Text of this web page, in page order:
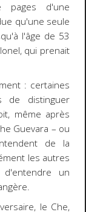
pages d'une
qu'une seule
l'âge de 53
qui prenait
: certaines
de distinguer
même après
Guevara – ou
de la
les autres
un
le Che,